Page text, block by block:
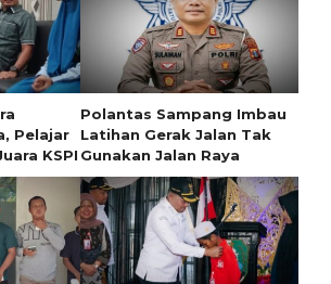
Pelajar
KSPI
Polantas Sampang Imbau
Latihan Gerak Jalan Tak
Gunakan Jalan Raya